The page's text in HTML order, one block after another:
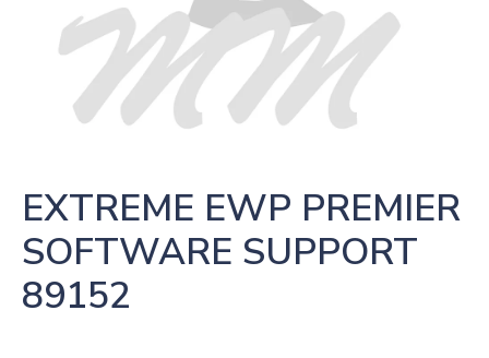
EXTREME EWP PREMIER
SOFTWARE SUPPORT
89152